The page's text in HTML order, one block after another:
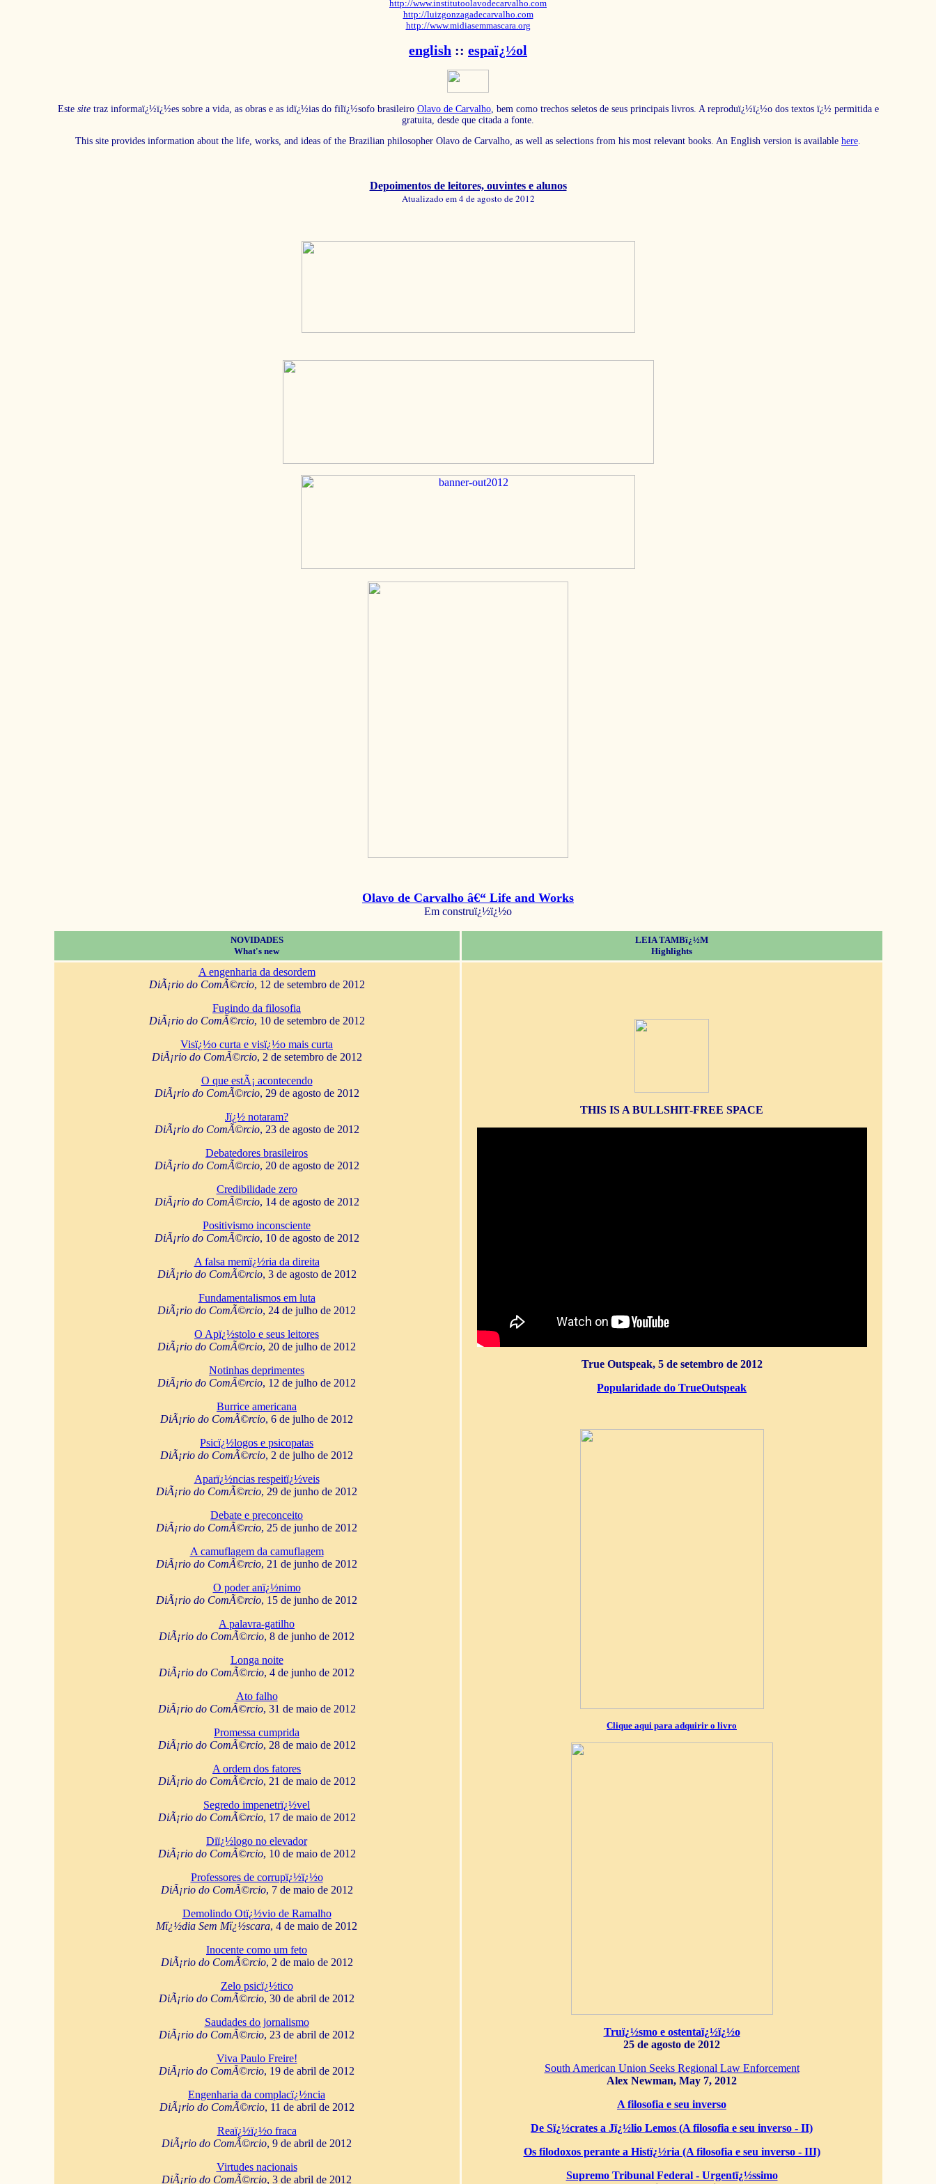
http://www.institutoolavodecarvalho.com
http://luizgonzagadecarvalho.com
http://www.midiasemmascara.org
english :: espaï¿½ol
Este sitetraz informaï¿½ï¿½es sobre a vida, as obras e as idï¿½ias do filï¿½sofo brasileiro Olavo de Carvalho, bem como trechos seletos de seus principais livros. A reproduï¿½ï¿½o dos textos ï¿½ permitida e
gratuita, desde que citada a fonte.
This site provides information about the life, works, and ideas of the Brazilian philosopher Olavo de Carvalho, as well as selections from his most relevant books. An English version is available here.
Depoimentos de leitores, ouvintes e alunos
Atualizado em 4 de agosto de 2012
Olavo de Carvalho â€“ Life and Works
Em construï¿½ï¿½o
NOVIDADES
What's new
LEIA TAMBï¿½M
Highlights
A engenharia da desordem
DiÃ¡rio do ComÃ©rcio, 12 de setembro de 2012
Fugindo da filosofia
DiÃ¡rio do ComÃ©rcio, 10 de setembro de 2012
Visï¿½o curta e visï¿½o mais curta
DiÃ¡rio do ComÃ©rcio, 2 de setembro de 2012
O que estÃ¡ acontecendo
DiÃ¡rio do ComÃ©rcio, 29 de agosto de 2012
Jï¿½ notaram?
DiÃ¡rio do ComÃ©rcio, 23 de agosto de 2012
Debatedores brasileiros
DiÃ¡rio do ComÃ©rcio, 20 de agosto de 2012
Credibilidade zero
DiÃ¡rio do ComÃ©rcio, 14 de agosto de 2012
Positivismo inconsciente
DiÃ¡rio do ComÃ©rcio, 10 de agosto de 2012
A falsa memï¿½ria da direita
DiÃ¡rio do ComÃ©rcio, 3 de agosto de 2012
Fundamentalismos em luta
DiÃ¡rio do ComÃ©rcio, 24 de julho de 2012
O Apï¿½stolo e seus leitores
DiÃ¡rio do ComÃ©rcio, 20 de julho de 2012
Notinhas deprimentes
DiÃ¡rio do ComÃ©rcio, 12 de julho de 2012
Burrice americana
DiÃ¡rio do ComÃ©rcio, 6 de julho de 2012
Psicï¿½logos e psicopatas
DiÃ¡rio do ComÃ©rcio, 2 de julho de 2012
Aparï¿½ncias respeitï¿½veis
DiÃ¡rio do ComÃ©rcio, 29 de junho de 2012
Debate e preconceito
DiÃ¡rio do ComÃ©rcio, 25 de junho de 2012
A camuflagem da camuflagem
DiÃ¡rio do ComÃ©rcio, 21 de junho de 2012
O poder anï¿½nimo
DiÃ¡rio do ComÃ©rcio, 15 de junho de 2012
A palavra-gatilho
DiÃ¡rio do ComÃ©rcio, 8 de junho de 2012
Longa noite
DiÃ¡rio do ComÃ©rcio, 4 de junho de 2012
Ato falho
DiÃ¡rio do ComÃ©rcio, 31 de maio de 2012
Promessa cumprida
DiÃ¡rio do ComÃ©rcio, 28 de maio de 2012
A ordem dos fatores
DiÃ¡rio do ComÃ©rcio, 21 de maio de 2012
Segredo impenetrï¿½vel
DiÃ¡rio do ComÃ©rcio, 17 de maio de 2012
Diï¿½logo no elevador
DiÃ¡rio do ComÃ©rcio, 10 de maio de 2012
Professores de corrupï¿½ï¿½o
DiÃ¡rio do ComÃ©rcio, 7 de maio de 2012
Demolindo Otï¿½vio de Ramalho
Mï¿½dia Sem Mï¿½scara, 4 de maio de 2012
Inocente como um feto
DiÃ¡rio do ComÃ©rcio, 2 de maio de 2012
Zelo psicï¿½tico
DiÃ¡rio do ComÃ©rcio, 30 de abril de 2012
Saudades do jornalismo
DiÃ¡rio do ComÃ©rcio, 23 de abril de 2012
Viva Paulo Freire!
DiÃ¡rio do ComÃ©rcio, 19 de abril de 2012
Engenharia da complacï¿½ncia
DiÃ¡rio do ComÃ©rcio, 11 de abril de 2012
Reaï¿½ï¿½o fraca
DiÃ¡rio do ComÃ©rcio, 9 de abril de 2012
Virtudes nacionais
DiÃ¡rio do ComÃ©rcio, 3 de abril de 2012
THIS IS A BULLSHIT-FREE SPACE
True Outspeak, 5 de setembro de 2012
Popularidade do TrueOutspeak
Clique aqui para adquirir o livro
Truï¿½smo e ostentaï¿½ï¿½o
25 de agosto de 2012
South American Union Seeks Regional Law Enforcement
Alex Newman, May 7, 2012
A filosofia e seu inverso
De Sï¿½crates a Jï¿½lio Lemos (A filosofia e seu inverso - II)
Os filodoxos perante a Histï¿½ria (A filosofia e seu inverso - III)
Supremo Tribunal Federal - Urgentï¿½ssimo